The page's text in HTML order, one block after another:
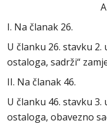
I. Na članak 26.
U članku 26. stavku
ostaloga, sadrži“
II. Na članak 46.
U članku 46. stavku
ostaloga, obavezno